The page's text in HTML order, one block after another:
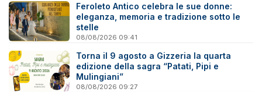
Feroleto Antico celebra le sue donne:
eleganza, memoria e tradizione sotto le
stelle
08/08/2026 09:41
Torna il 9 agosto a Gizzeria la quarta
edizione della sagra “Patati, Pipi e
Mulingiani”
08/08/2026 09:27